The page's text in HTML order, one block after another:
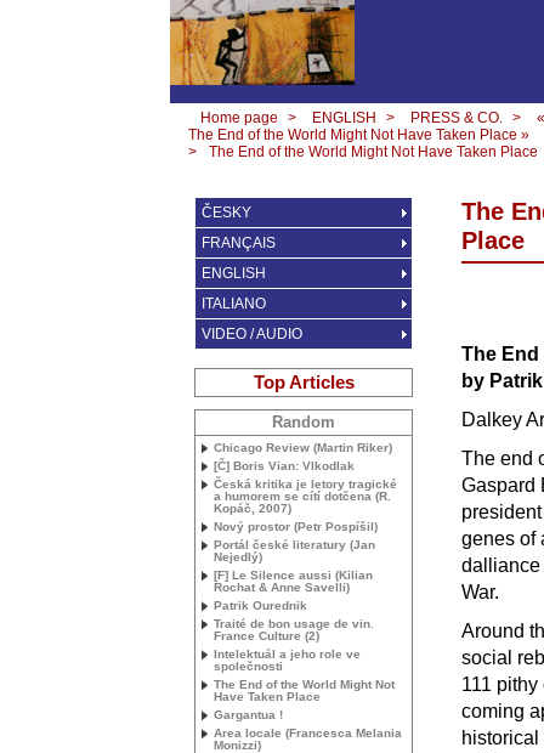
Home page > ENGLISH > PRESS & CO. >
«
The End of the World Might Not Have Taken Place »
>
The End of the World Might Not Have Taken Place
The
Place
The End
by
Dalkey
The end
Gaspard
genes of
dalliance
War.
Around
social
111
coming
ČESKY
FRANÇAIS
ENGLISH
ITALIANO
VIDEO / AUDIO
Top Articles
Random
Chicago Review (Martin Riker)
[Č] Boris Vian: Vlkodlak
Česká kritika je letory tragické
a humorem se cítí dotčena (R.
Kopáč, 2007)
Nový prostor (Petr Pospíšil)
Portál české literatury (Jan
Nejedlý)
[F] Le Silence aussi (Kilian
Rochat & Anne Savelli)
Patrik Ourednik
Traité de bon usage de vin.
France Culture (2)
Intelektuál a jeho role ve
společnosti
The End of the World Might Not
Have Taken Place
Gargantua !
Area locale (Francesca Melania
Monizzi)